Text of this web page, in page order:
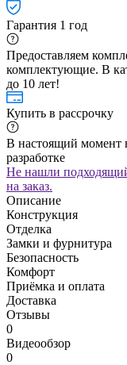
Гарантия 1 год
Предоставляем
комплектующие. В
до 10 лет!
Купить в рассрочку
В настоящий момент
разработке
Не нашли
на заказ.
Описание
Конструкция
Отделка
Замки и фурнитура
Безопасность
Комфорт
Приёмка и оплата
Доставка
Отзывы
0
Видеообзор
0